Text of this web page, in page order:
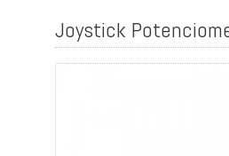
Joystick